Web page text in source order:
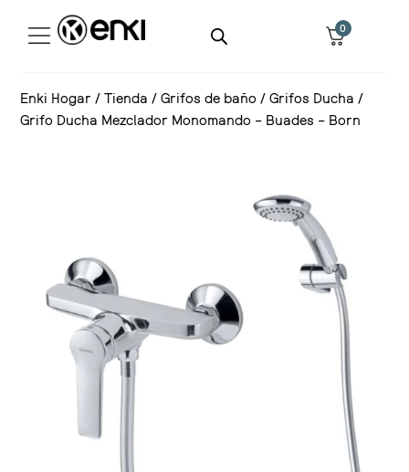
0
Enki Hogar / Tienda / Grifos de baño / Grifos Ducha /
Grifo Ducha Mezclador Monomando – Buades – Born